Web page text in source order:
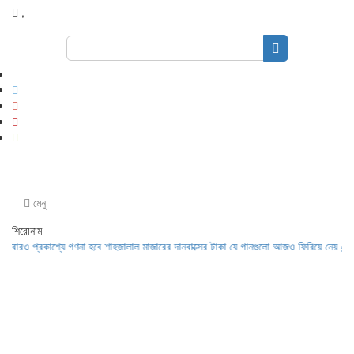
,
Search
মেনু
শিরোনাম
প্রকাশ্যে গণনা হবে শাহজালাল মাজারের দানবাক্সের টাকাযে গানগুলো আজও ফিরিয়ে নেয় এন্ড্রু